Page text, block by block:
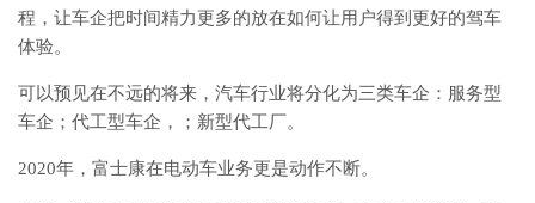
程，让车企把时间精力更多的放在如何让用户得到更好的驾车
体验。
可以预见在不远的将来，汽车行业将分化为三类车企：服务型
车企；代工型车企，；新型代工厂。
2020年，富士康在电动车业务更是动作不断。